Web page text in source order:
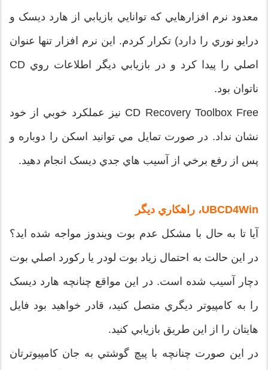
معدود نرم افزارهايي که توانايي بازيابي از هارد ديسک و
درايو نوري را دارد) تکرار کردم. اين نرم افزار تنها عنوان
اصلي را پيدا کرد و در بازيابي ديگر اطلاعات روي CD
ناتوان بود.
CD Recovery Toolbox Free نيز عملکرد خوبي از خود
نشان نداد. در صورت تمايل مي توانيد اسکن را دوباره و
پس از رفع برخي از آسيب هاي جدي ديسک انجام دهيد.
UBCD4Win، راهکاري ديگر
آيا تا به حال با مشکل عدم بوت ويندوز مواجه شده ايد؟
در اين حالت به احتمال زياد بوت لودر يا رکورد اصلي بوت
دچار آسيب شده است. در اين مواقع چنانچه هارد ديسک
را به کامپيوتر ديگري متصل کنيد، قادر خواهيد بود فايل
هايتان را از اين طريق بازيابي کنيد.
در اين صورت چنانچه با پيچ گوشتي به جان کامپيوترتان